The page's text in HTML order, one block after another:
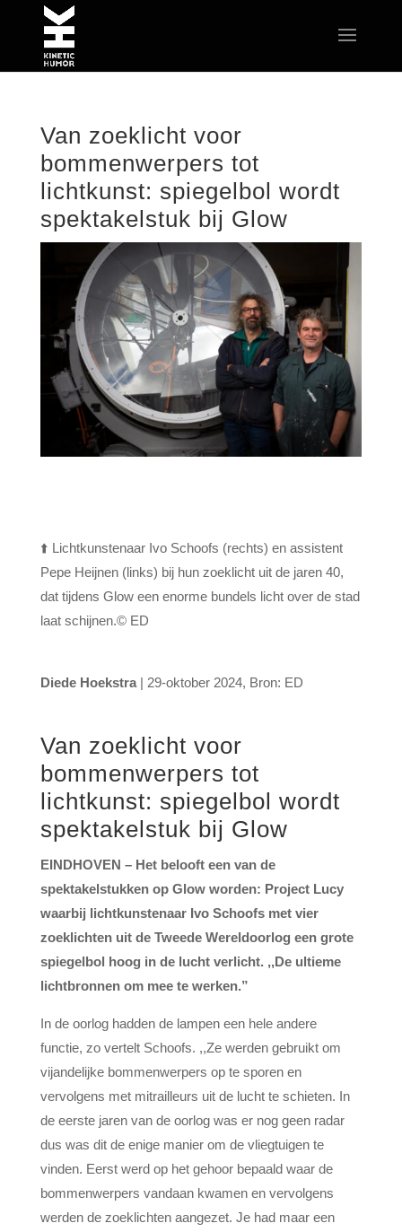
Van zoeklicht voor
bommenwerpers tot
lichtkunst: spiegelbol wordt
spektakelstuk bij Glow
⬆️ Lichtkunstenaar Ivo Schoofs (rechts) en assistent
Pepe Heijnen (links) bij hun zoeklicht uit de jaren 40,
dat tijdens Glow een enorme bundels licht over de stad
laat schijnen.© ED
Diede Hoekstra| 29-oktober 2024, Bron: ED
Van zoeklicht voor
bommenwerpers tot
lichtkunst: spiegelbol wordt
spektakelstuk bij Glow
EINDHOVEN – Het belooft een van de
spektakelstukken op Glow worden: Project Lucy
waarbij lichtkunstenaar Ivo Schoofs met vier
zoeklichten uit de Tweede Wereldoorlog een grote
spiegelbol hoog in de lucht verlicht. ,,De ultieme
lichtbronnen om mee te werken.”
In de oorlog hadden de lampen een hele andere
functie, zo vertelt Schoofs. ,,Ze werden gebruikt om
vijandelijke bommenwerpers op te sporen en
vervolgens met mitrailleurs uit de lucht te schieten. In
de eerste jaren van de oorlog was er nog geen radar
dus was dit de enige manier om de vliegtuigen te
vinden. Eerst werd op het gehoor bepaald waar de
bommenwerpers vandaan kwamen en vervolgens
werden de zoeklichten aangezet. Je had maar een